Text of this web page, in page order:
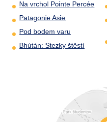
Na vrchol Pointe Percée
Patagonie Asie
Pod bodem varu
Bhútán: Stezky štěstí